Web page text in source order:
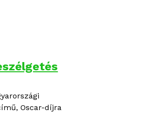
Oscar-díjra